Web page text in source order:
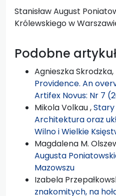
Stanisław August
Królewskiego w
Podobne
Agnieszka Skrodzka,
Providence. An
Artifex Novus: Nr 7
Mikola Volkau ,Stary
Architektura oraz
Wilno i Wielkie
Magdalena M.
Augusta
Mazowszu
Izabela
znakomitych, na